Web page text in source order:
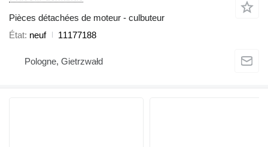
Pièces détachées de moteur - culbuteur
État neuf 11177188
Pologne, Gietrzwałd